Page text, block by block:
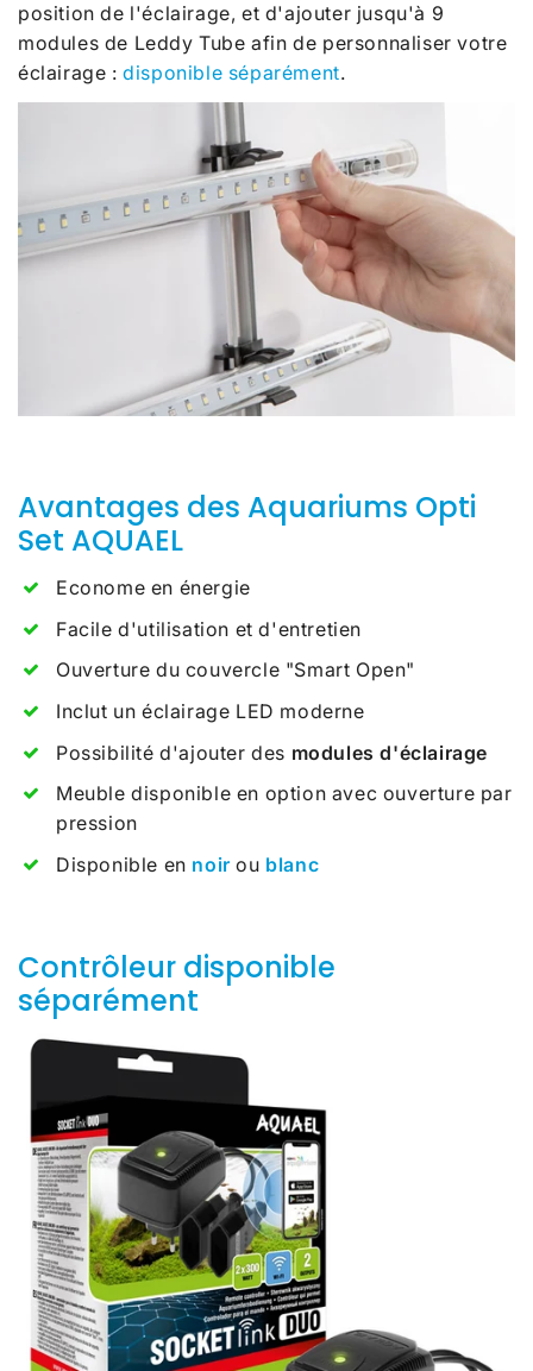
position de l'éclairage, et d'ajouter jusqu'à 9
modules de Leddy Tube afin de personnaliser votre
éclairage :disponible séparément.
Avantages des Aquariums Opti
Set AQUAEL
Econome en énergie
Facile d'utilisation et d'entretien
Ouverture du couvercle "Smart Open"
Inclut un éclairage LED moderne
Possibilité d'ajouter des modules d'éclairage
Meuble disponible en option avec ouverture par
pression
Disponible en noir ou blanc
Contrôleur disponible
séparément